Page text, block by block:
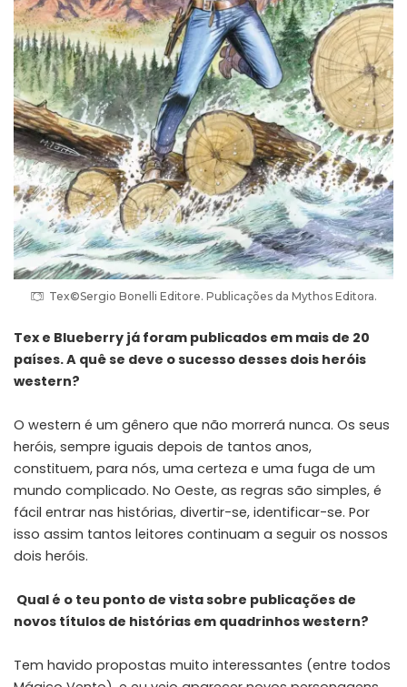
Tex©Sergio Bonelli Editore. Publicações da Mythos Editora.
Tex e Blueberry já foram publicados em mais de 20
países. A quê se deve o sucesso desses dois heróis
western?
O western é um gênero que não morrerá nunca. Os seus
heróis, sempre iguais depois de tantos anos,
constituem, para nós, uma certeza e uma fuga de um
mundo complicado. No Oeste, as regras são simples, é
fácil entrar nas histórias, divertir-se, identificar-se. Por
isso assim tantos leitores continuam a seguir os nossos
dois heróis.
Qual é o teu ponto de vista sobre publicações de
novos títulos de histórias em quadrinhos western?
Tem havido propostas muito interessantes (entre todos